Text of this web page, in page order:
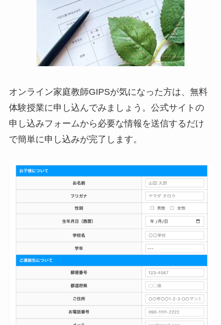
オンライン家庭教師GIPSが気になった方は、無料
体験授業に申し込んでみましょう。公式サイトの
申し込みフォームから必要な情報を送信するだけ
で簡単に申し込みが完了します。